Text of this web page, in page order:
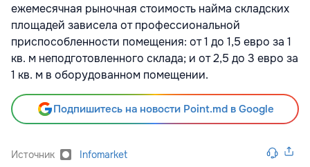
ежемесячная рыночная стоимость найма складских
площадей зависела от профессиональной
приспособленности помещения: от 1 до 1,5 евро за 1
кв. м неподготовленного склада; и от 2,5 до 3 евро за
1 кв. м в оборудованном помещении.
Подпишитесь на новости Point.md в Google
Источник Infomarket